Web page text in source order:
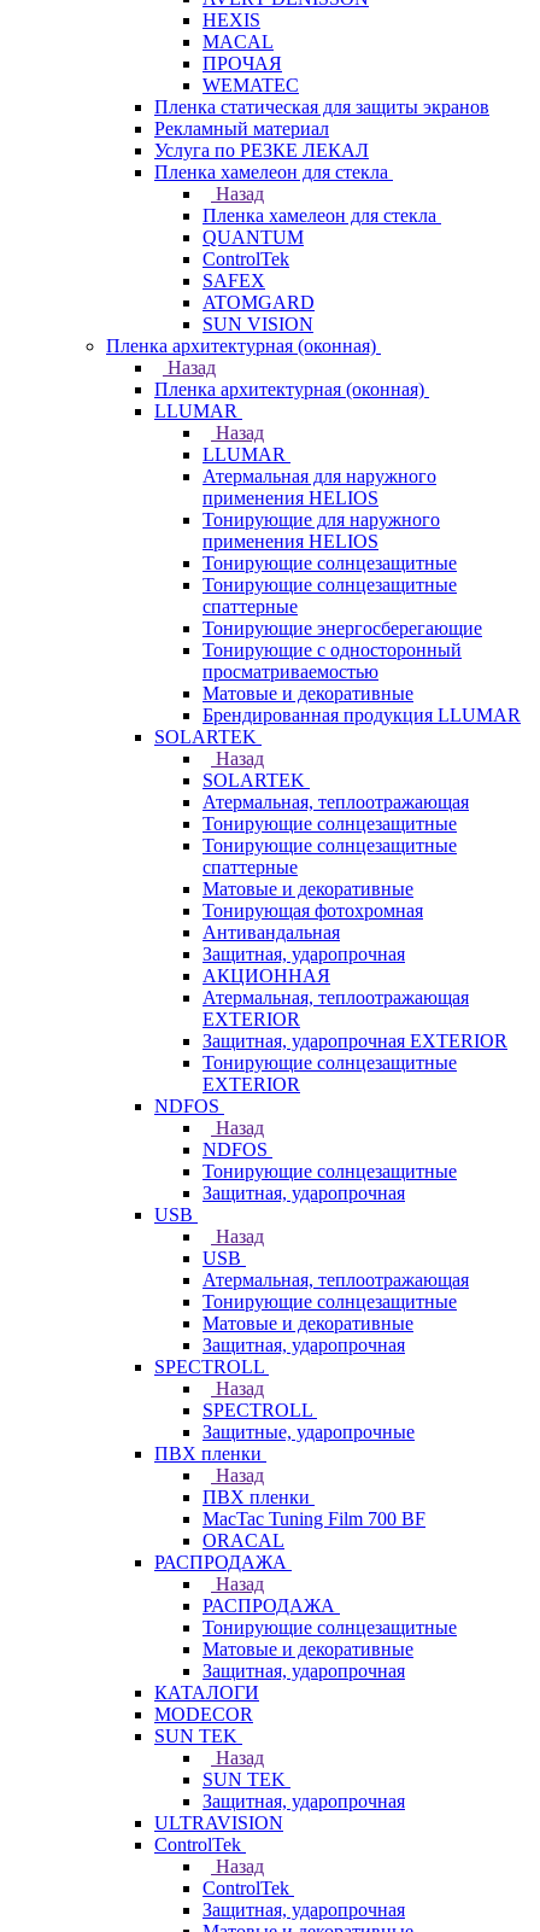
HEXIS
MACAL
ПРОЧАЯ
WEMATEC
Пленка статическая для защиты экранов
Рекламный материал
Услуга по РЕЗКЕ ЛЕКАЛ
Пленка хамелеон для стекла
Назад
Пленка хамелеон для стекла
QUANTUM
ControlTek
SAFEX
ATOMGARD
SUN VISION
Пленка архитектурная (оконная)
Назад
Пленка архитектурная (оконная)
LLUMAR
Назад
LLUMAR
Атермальная для наружного
применения HELIOS
Тонирующие для наружного
применения HELIOS
Тонирующие солнцезащитные
Тонирующие солнцезащитные
спаттерные
Тонирующие энергосберегающие
Тонирующие с односторонный
просматриваемостью
Матовые и декоративные
Брендированная продукция LLUMAR
SOLARTEK
Назад
SOLARTEK
Атермальная, теплоотражающая
Тонирующие солнцезащитные
Тонирующие солнцезащитные
спаттерные
Матовые и декоративные
Тонирующая фотохромная
Антивандальная
Защитная, ударопрочная
АКЦИОННАЯ
Атермальная, теплоотражающая
EXTERIOR
Защитная, ударопрочная EXTERIOR
Тонирующие солнцезащитные
EXTERIOR
NDFOS
Назад
NDFOS
Тонирующие солнцезащитные
Защитная, ударопрочная
USB
Назад
USB
Атермальная, теплоотражающая
Тонирующие солнцезащитные
Матовые и декоративные
Защитная, ударопрочная
SPECTROLL
Назад
SPECTROLL
Защитные, ударопрочные
ПВХ пленки
Назад
ПВХ пленки
MacTac Tuning Film 700 BF
ORACAL
РАСПРОДАЖА
Назад
РАСПРОДАЖА
Тонирующие солнцезащитные
Матовые и декоративные
Защитная, ударопрочная
КАТАЛОГИ
MODECOR
SUN TEK
Назад
SUN TEK
Защитная, ударопрочная
ULTRAVISION
ControlTek
Назад
ControlTek
Защитная, ударопрочная